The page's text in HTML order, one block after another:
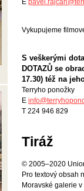
E pavel.rajcan@
Vykupujeme
S veškerými
DOTAZŮ se
17.30) též na
Terryho ponožky
E info@
T 224 946 829
Tiráž
© 2005–2020
Pro textový obsah
Moravské galerie